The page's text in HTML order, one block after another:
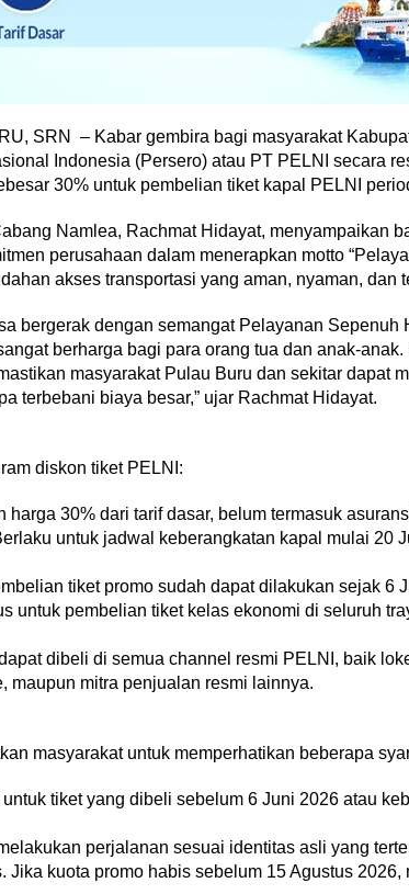
SRN – Kabar gembira bagi masyarakat
Indonesia (Persero) atau PT PELNI secara
30% untuk pembelian tiket kapal PELNI
Namlea, Rachmat Hidayat, menyampaikan
perusahaan dalam menerapkan motto
akses transportasi yang aman, nyaman, dan
bergerak dengan semangat Pelayanan Sepenuh
berharga bagi para orang tua dan anak-
masyarakat Pulau Buru dan sekitar dapat
terbebani biaya besar,” ujar Rachmat Hidayat.
diskon tiket PELNI:
harga 30% dari tarif dasar, belum termasuk
untuk jadwal keberangkatan kapal mulai 20
tiket promo sudah dapat dilakukan sejak 6
untuk pembelian tiket kelas ekonomi di seluruh
dibeli di semua channel resmi PELNI, baik
maupun mitra penjualan resmi lainnya.
masyarakat untuk memperhatikan beberapa
tiket yang dibeli sebelum 6 Juni 2026 atau
perjalanan sesuai identitas asli yang
Jika kuota promo habis sebelum 15 Agustus 2026,